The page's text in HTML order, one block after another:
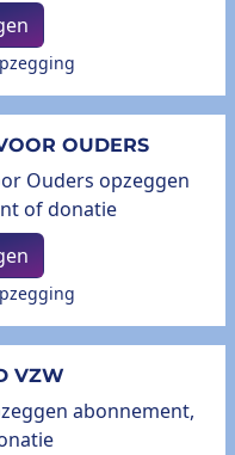
OUDERS
VZW